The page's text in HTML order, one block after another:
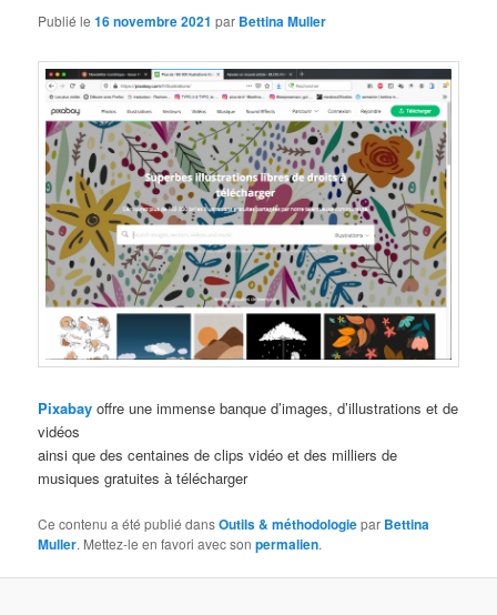
Publié le16 novembre 2021 par Bettina Muller
Pixabay offre une immense banque d’images, d’illustrations et de
vidéos
ainsi que des centaines de clips vidéo et des milliers de
musiques gratuites à télécharger
Ce contenu a été publié dansOutils & méthodologiepar Bettina
Muller. Mettez-le en favori avec sonpermalien.